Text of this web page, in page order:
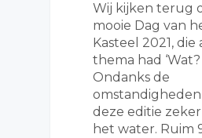
Wij kijken terug
mooie Dag van
Kasteel 2021, die
thema had ‘Wat?
Ondanks de
omstandigheden
deze editie
het water. Ruim